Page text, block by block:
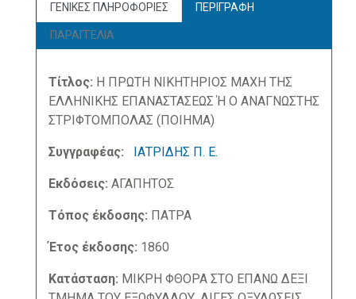
ΓΕΝΙΚΕΣ ΠΛΗΡΟΦΟΡΙΕΣ ΠΕΡΙΓΡΑΦΗ
ΠΑΡΑΓΓΕΛΙΑ
Τίτλος: Η ΠΡΩΤΗ ΝΙΚΗΤΗΡΙΟΣ ΜΑΧΗ ΤΗΣ
ΕΛΛΗΝΙΚΗΣ ΕΠΑΝΑΣΤΑΣΕΩΣ Ή Ο ΑΝΑΓΝΩΣΤΗΣ
ΣΤΡΙΦΤΟΜΠΟΛΑΣ (ΠΟΙΗΜΑ)
Συγγραφέας: ΙΑΤΡΙΔΗΣ Π. Ε.
Εκδόσεις: ΑΓΑΠΗΤΟΣ
Τόπος έκδοσης: ΠΑΤΡΑ
Έτος έκδοσης: 1860
Κατάσταση: ΜΙΚΡΗ ΦΘΟΡΑ ΣΤΟ ΕΠΑΝΩ ΔΕΞΙ